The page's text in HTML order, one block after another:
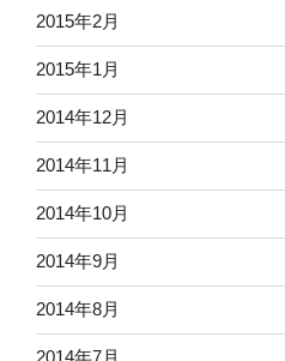
2015年2月
2015年1月
2014年12月
2014年11月
2014年10月
2014年9月
2014年8月